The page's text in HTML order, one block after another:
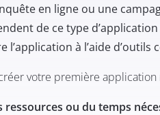
en ligne ou une
de ce type
l’application à l’aide d’outils
votre première
ressources ou du temps